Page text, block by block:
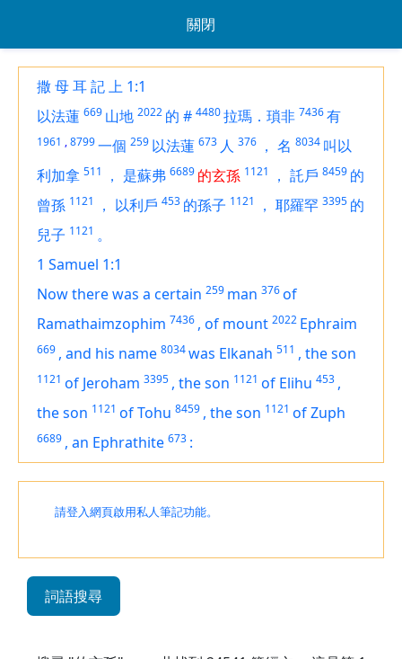
關閉
撒 母 耳 記 上 1:1
以法蓮 669 山地 2022 的 # 4480拉瑪．瑣非 7436有
1961 ,8799一個 259 以法蓮 673 人 376 ， 名 8034 叫以
利加拿 511 ， 是蘇弗 6689 的玄孫 1121 ， 託戶 8459 的
曾孫 1121 ， 以利戶 453 的孫子 1121 ， 耶羅罕 3395 的
兒子 1121 。
1 Samuel 1:1
Now there was a certain 259 man 376of
Ramathaimzophim 7436 , of mount 2022 Ephraim
669 , and his name 8034was Elkanah 511 , the son
1121 of Jeroham 3395 , the son 1121 of Elihu 453 ,
the son 1121 of Tohu 8459 , the son 1121 of Zuph
6689 , an Ephrathite 673 :
請登入網頁啟用私人筆記功能。
詞語搜尋